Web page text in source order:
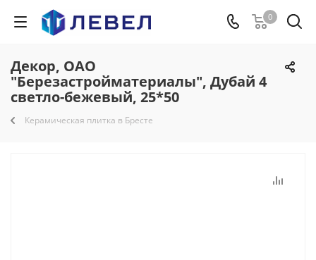
0
Декор, ОАО
"Березастройматериалы", Дубай 4
светло-бежевый, 25*50
Керамическая плитка в Бресте